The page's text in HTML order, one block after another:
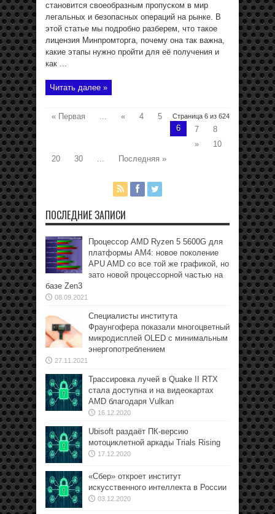
становится своеобразным пропуском в мир
легальных и безопасных операций на рынке. В
этой статье мы подробно разберем, что такое
лицензия Минпромторга, почему она так важна,
какие этапы нужно пройти для её получения и
как ...
Читать далее »
Страница 6 из 624
« Первая ... « 4
5
6
7
8
»
10
20
30 ... Последняя »
ПОСЛЕДНИЕ ЗАПИСИ
Процессор AMD Ryzen 5 5600G для
платформы АМ4: новое поколение
APU AMD со все той же графикой, но
зато новой процессорной частью на
базе Zen3
08.09.2021
Специалисты института
Фраунгофера показали многоцветный
микродисплей OLED с минимальным
энергопотреблением
27.11.2021
Трассировка лучей в Quake II RTX
стала доступна и на видеокартах
AMD благодаря Vulkan
16.12.2020
Ubisoft раздаёт ПК-версию
мотоциклетной аркады Trials Rising
17.12.2020
«Сбер» откроет институт
искусственного интеллекта в России
03.12.2020